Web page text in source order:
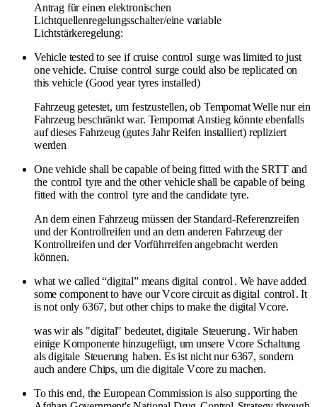
Antrag für einen elektronischen
Lichtquellenregelungsschalter/eine variable
Lichtstärkeregelung:
Vehicle tested to see if cruise control surge was limited to just
one vehicle. Cruise control surge could also be replicated on
this vehicle (Good year tyres installed)
Fahrzeug getestet, um festzustellen, ob Tempomat Welle nur ein
Fahrzeug beschränkt war. Tempomat Anstieg könnte ebenfalls
auf dieses Fahrzeug (gutes Jahr Reifen installiert) repliziert
werden
One vehicle shall be capable of being fitted with the SRTT and
the control tyre and the other vehicle shall be capable of being
fitted with the control tyre and the candidate tyre.
An dem einen Fahrzeug müssen der Standard-Referenzreifen
und der Kontrollreifen und an dem anderen Fahrzeug der
Kontrollreifen und der Vorführreifen angebracht werden
können.
what we called “digital” means digital control . We have added
some component to have our Vcore circuit as digital control . It
is not only 6367, but other chips to make the digital Vcore.
was wir als "digital" bedeutet, digitale Steuerung. Wir haben
einige Komponente hinzugefügt, um unsere Vcore Schaltung
als digitale Steuerung haben. Es ist nicht nur 6367, sondern
auch andere Chips, um die digitale Vcore zu machen.
To this end, the European Commission is also supporting the